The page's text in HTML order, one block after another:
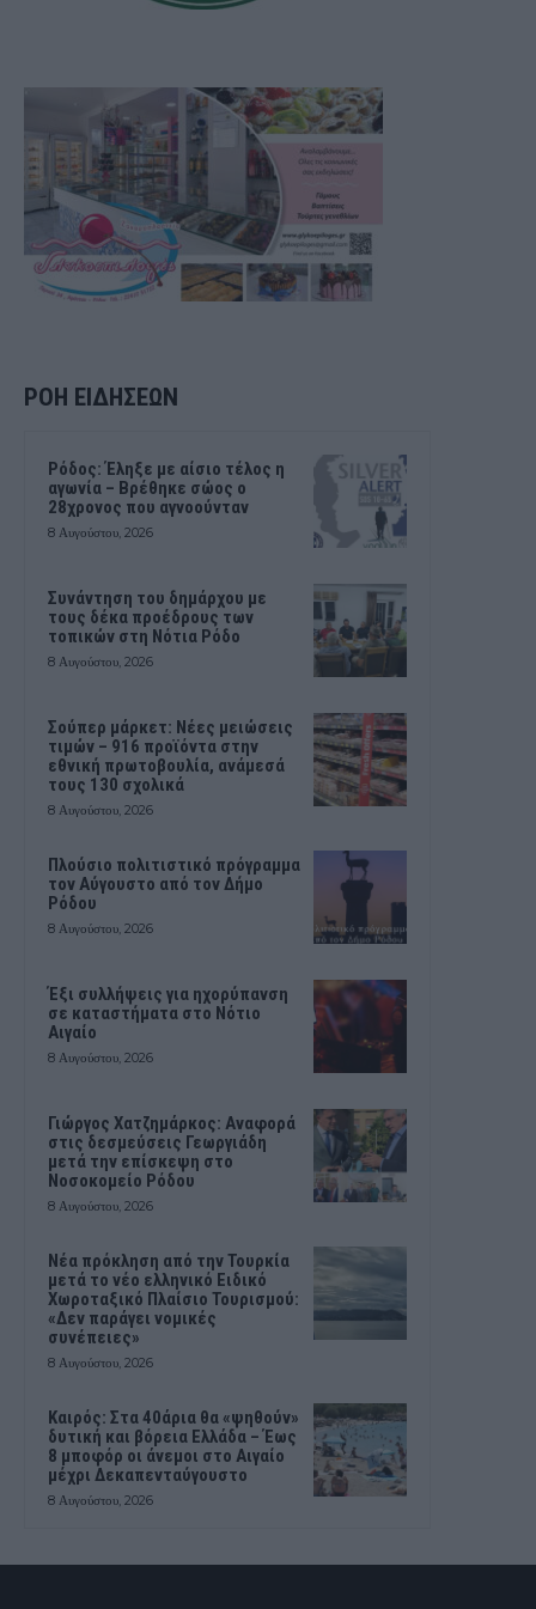
ΡΟΗ ΕΙΔΗΣΕΩΝ
Ρόδος: Έληξε με αίσιο τέλος η
αγωνία – Βρέθηκε σώος ο
28χρονος που αγνοούνταν
8 Αυγούστου, 2026
Συνάντηση του δημάρχου με
τους δέκα προέδρους των
τοπικών στη Νότια Ρόδο
8 Αυγούστου, 2026
Σούπερ μάρκετ: Νέες μειώσεις
τιμών – 916 προϊόντα στην
εθνική πρωτοβουλία, ανάμεσά
τους 130 σχολικά
8 Αυγούστου, 2026
Πλούσιο πολιτιστικό πρόγραμμα
τον Αύγουστο από τον Δήμο
Ρόδου
8 Αυγούστου, 2026
Έξι συλλήψεις για ηχορύπανση
σε καταστήματα στο Νότιο
Αιγαίο
8 Αυγούστου, 2026
Γιώργος Χατζημάρκος: Αναφορά
στις δεσμεύσεις Γεωργιάδη
μετά την επίσκεψη στο
Νοσοκομείο Ρόδου
8 Αυγούστου, 2026
Νέα πρόκληση από την Τουρκία
μετά το νέο ελληνικό Ειδικό
Χωροταξικό Πλαίσιο Τουρισμού:
«Δεν παράγει νομικές
συνέπειες»
8 Αυγούστου, 2026
Καιρός: Στα 40άρια θα «ψηθούν»
δυτική και βόρεια Ελλάδα – Έως
8 μποφόρ οι άνεμοι στο Αιγαίο
μέχρι Δεκαπενταύγουστο
8 Αυγούστου, 2026